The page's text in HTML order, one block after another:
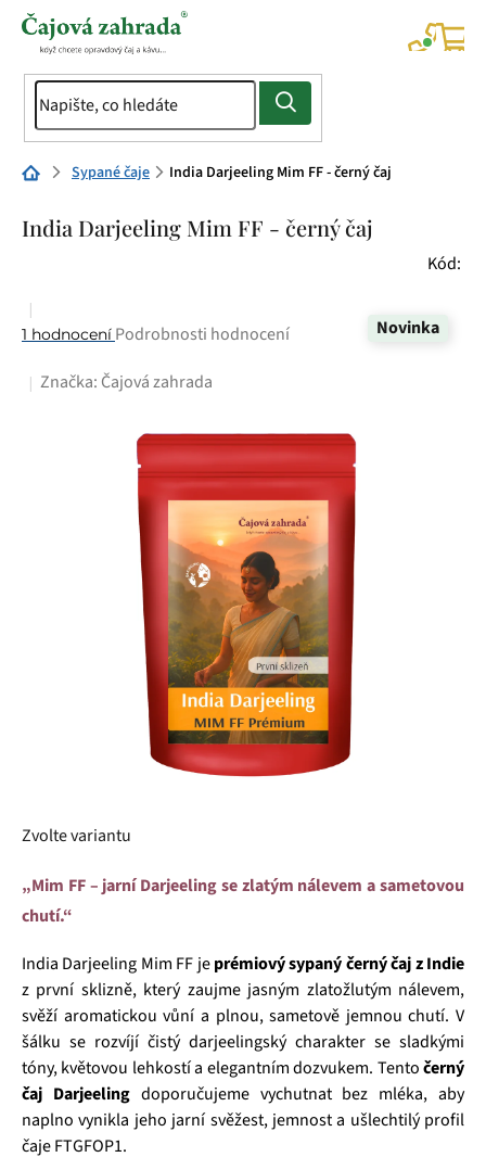
Přejít
Domů Sypané čaje India Darjeeling Mim FF - černý čaj
India Darjeeling Mim FF - černý čaj
Kód:
Novinka
Průměrné
produktu
1 hodnocení Podrobnosti hodnocení
Značka: Čajová zahrada
Zvolte variantu
„Mim FF – jarní Darjeeling se zlatým nálevem a sametovou
chutí.“
India Darjeeling Mim FF jeprémiový sypaný černý čaj z Indie
z první sklizně, který zaujme jasným zlatožlutým nálevem,
svěží aromatickou vůní a plnou, sametově jemnou chutí. V
šálku se rozvíjí čistý darjeelingský charakter se sladkými
tóny, květovou lehkostí a elegantním dozvukem. Tentočerný
čaj Darjeelingdoporučujeme vychutnat bez mléka, aby
naplno vynikla jeho jarní svěžest, jemnost a ušlechtilý profil
čaje FTGFOP1.